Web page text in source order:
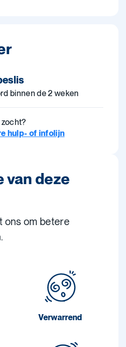
binnen de 2 weken
hulp- of infolijn
van deze
ons om betere
Verwarrend